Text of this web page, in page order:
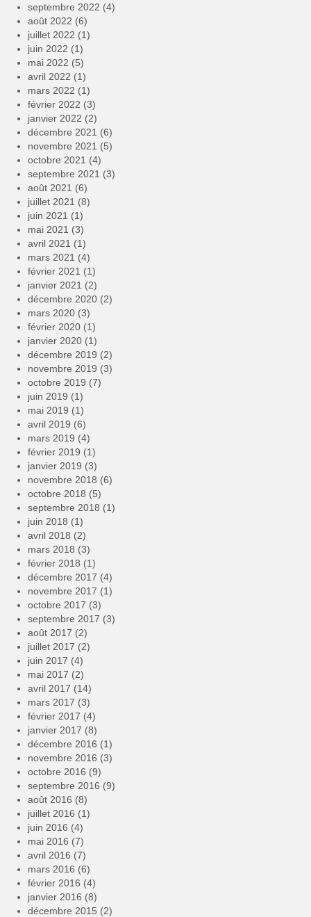
septembre 2022 (4)
août 2022 (6)
juillet 2022 (1)
juin 2022 (1)
mai 2022 (5)
avril 2022 (1)
mars 2022 (1)
février 2022 (3)
janvier 2022 (2)
décembre 2021 (6)
novembre 2021 (5)
octobre 2021 (4)
septembre 2021 (3)
août 2021 (6)
juillet 2021 (8)
juin 2021 (1)
mai 2021 (3)
avril 2021 (1)
mars 2021 (4)
février 2021 (1)
janvier 2021 (2)
décembre 2020 (2)
mars 2020 (3)
février 2020 (1)
janvier 2020 (1)
décembre 2019 (2)
novembre 2019 (3)
octobre 2019 (7)
juin 2019 (1)
mai 2019 (1)
avril 2019 (6)
mars 2019 (4)
février 2019 (1)
janvier 2019 (3)
novembre 2018 (6)
octobre 2018 (5)
septembre 2018 (1)
juin 2018 (1)
avril 2018 (2)
mars 2018 (3)
février 2018 (1)
décembre 2017 (4)
novembre 2017 (1)
octobre 2017 (3)
septembre 2017 (3)
août 2017 (2)
juillet 2017 (2)
juin 2017 (4)
mai 2017 (2)
avril 2017 (14)
mars 2017 (3)
février 2017 (4)
janvier 2017 (8)
décembre 2016 (1)
novembre 2016 (3)
octobre 2016 (9)
septembre 2016 (9)
août 2016 (8)
juillet 2016 (1)
juin 2016 (4)
mai 2016 (7)
avril 2016 (7)
mars 2016 (6)
février 2016 (4)
janvier 2016 (8)
décembre 2015 (2)